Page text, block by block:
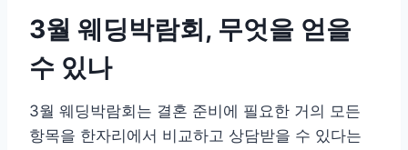
3월 웨딩박람회, 무엇을 얻을
수 있나
3월 웨딩박람회는 결혼 준비에 필요한 거의 모든
항목을 한자리에서 비교하고 상담받을 수 있다는